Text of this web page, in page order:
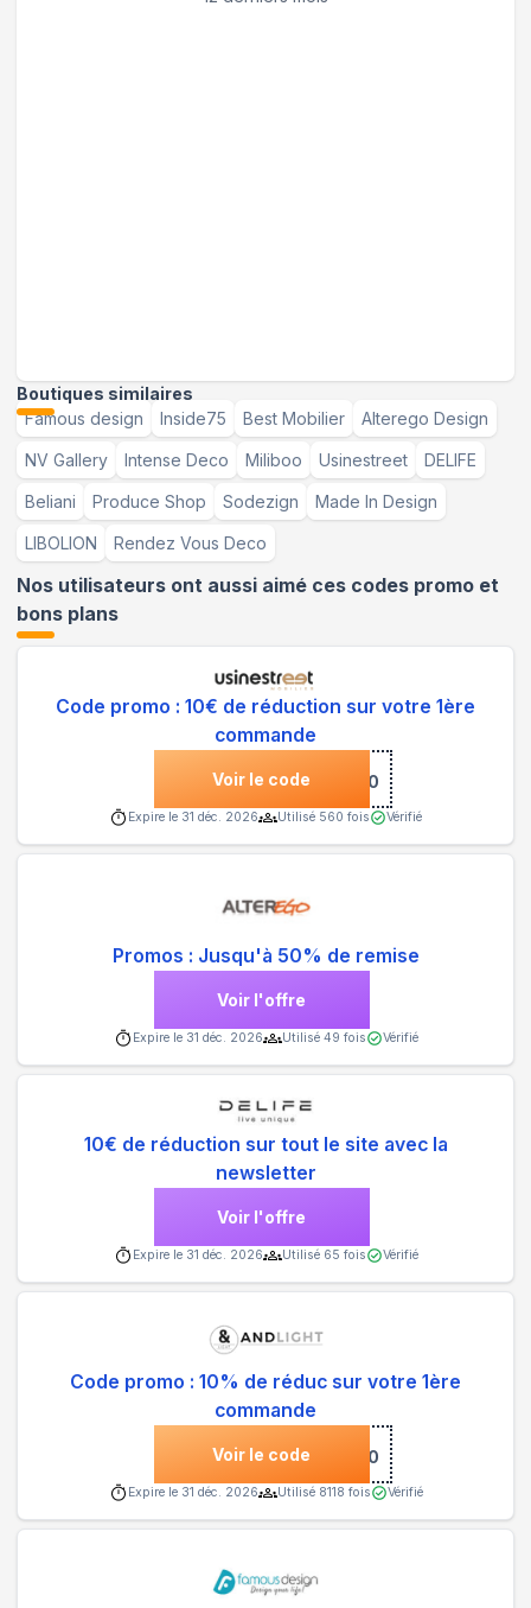
Boutiques similaires
Famous design
Inside75 Best Mobilier Alterego Design
NV Gallery Intense Deco Miliboo Usinestreet DELIFE
Beliani Produce Shop Sodezign Made In Design
LIBOLION Rendez Vous Deco
Nos utilisateurs ont aussi aimé ces codes promo et
bons plans
Code promo : 10€ de réduction sur votre 1ère
commande
Voir le code
***NVENUE10
Expire le 31 déc. 2026 Utilisé 560 fois Vérifié
Promos : Jusqu'à 50% de remise
Voir l'offre
Expire le 31 déc. 2026 Utilisé 49 fois Vérifié
10€ de réduction sur tout le site avec la
newsletter
Voir l'offre
Expire le 31 déc. 2026 Utilisé 65 fois Vérifié
Code promo : 10% de réduc sur votre 1ère
commande
Voir le code***COME10
Expire le 31 déc. 2026 Utilisé 8118 fois Vérifié